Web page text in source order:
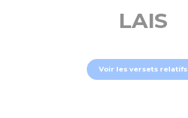
LAIS
Voir les versets relatifs